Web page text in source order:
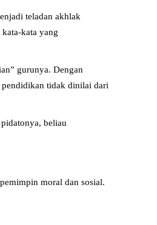
teladan akhlak
kata yang
gurunya. Dengan
tidak dinilai dari
beliau
moral dan sosial.